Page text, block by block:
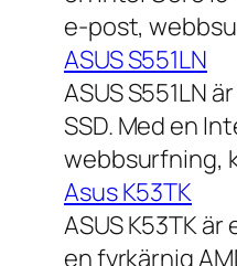
e-post,
ASUS S551LN
ASUS S551LN
SSD. Med en
webbsurfning,
Asus K53TK
ASUS K53TK
en fyrkärnig